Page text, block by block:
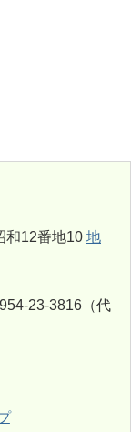
和12番地10 地
23-3816（代